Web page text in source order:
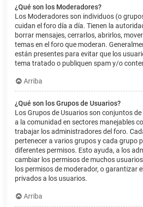
¿Qué son los Moderadores?
Los Moderadores son individuos (o
cuidan el foro día a día. Tienen la
borrar mensajes, cerrarlos, abrirlos,
temas en el foro que moderan.
están presentes para evitar que los
tema tratado o publiquen spam y/o
Arriba
¿Qué son los Grupos de Usuarios?
Los Grupos de Usuarios son conjuntos
a la comunidad en sectores manejables
trabajar los administradores del foro.
pertenecer a varios grupos y cada grupo
diferentes permisos. Esto ayuda, a los
cambiar los permisos de muchos
los permisos de moderador, o garantizar
privados a los usuarios.
Arriba